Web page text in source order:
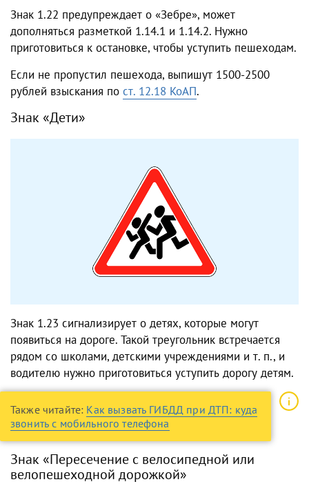
Знак 1.22 предупреждает о «Зебре», может
дополняться разметкой 1.14.1 и 1.14.2. Нужно
приготовиться к остановке, чтобы уступить пешеходам.
Если не пропустил пешехода, выпишут 1500-2500
рублей взыскания по ст. 12.18 КоАП.
Знак «Дети»
Знак 1.23 сигнализирует о детях, которые могут
появиться на дороге. Такой треугольник встречается
рядом со школами, детскими учреждениями и т. п., и
водителю нужно приготовиться уступить дорогу детям.
Также читайте: Как вызвать ГИБДД при ДТП: куда
звонить с мобильного телефона
Знак «Пересечение с велосипедной или
велопешеходной дорожкой»